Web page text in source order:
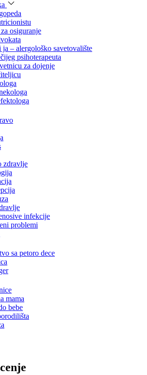
osiguranje
– alergološko savetovalište
psihoterapeuta
za dojenje
zdravlje
infekcije
problemi
sa petoro dece
mama
bebe